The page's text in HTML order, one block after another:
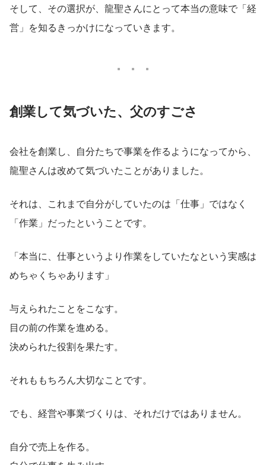
そして、その選択が、龍聖さんにとって本当の意味で「経
営」を知るきっかけになっていきます。
創業して気づいた、父のすごさ
会社を創業し、自分たちで事業を作るようになってから、
龍聖さんは改めて気づいたことがありました。
それは、これまで自分がしていたのは「仕事」ではなく
「作業」だったということです。
「本当に、仕事というより作業をしていたなという実感は
めちゃくちゃあります」
与えられたことをこなす。
目の前の作業を進める。
決められた役割を果たす。
それももちろん大切なことです。
でも、経営や事業づくりは、それだけではありません。
自分で売上を作る。